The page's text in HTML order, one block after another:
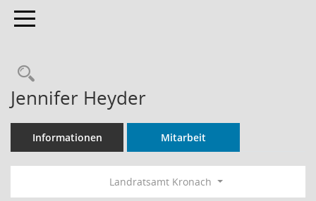
Toggle navigation
Rechercheauswahl
Jennifer Heyder
Informationen Mitarbeit
Landratsamt Kronach